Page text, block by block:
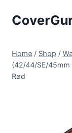
Home / Shop /
(42/44/SE/45mm
Rød